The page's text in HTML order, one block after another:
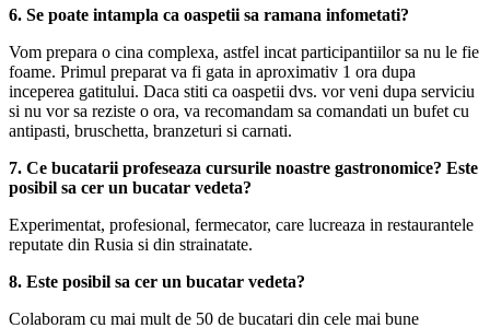
6. Se poate intampla ca oaspetii sa ramana infometati?
Vom prepara o cina complexa, astfel incat participantiilor sa nu le fie
foame. Primul preparat va fi gata in aproximativ 1 ora dupa
inceperea gatitului. Daca stiti ca oaspetii dvs. vor veni dupa serviciu
si nu vor sa reziste o ora, va recomandam sa comandati un bufet cu
antipasti, bruschetta, branzeturi si carnati.
7. Ce bucatarii profeseaza cursurile noastre gastronomice? Este
posibil sa cer un bucatar vedeta?
Experimentat, profesional, fermecator, care lucreaza in restaurantele
reputate din Rusia si din strainatate.
8. Este posibil sa cer un bucatar vedeta?
Colaboram cu mai mult de 50 de bucatari din cele mai bune